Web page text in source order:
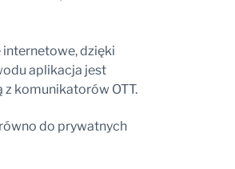
dzięki
aplikacja jest
komunikatorów OTT.
do prywatnych